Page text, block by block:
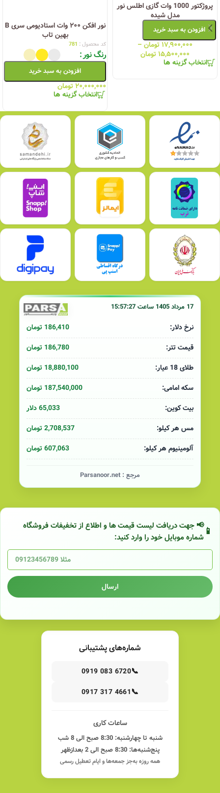
پروژکتور 1000 وات گازی اطلس نور
مدل شیده
افزودن به سبد خرید
۱۷,۹۰۰,۰۰۰ تومان –
۱۵,۵۰۰,۰۰۰ تومان
انتخاب گزینه ها
نور افکن ۲۰۰ وات استادیومی سری B
بهین تاب
کد محصول : 781
رنگ نور
افزودن به سبد خرید
۲۰,۰۰۰,۰۰۰ تومان
انتخاب گزینه ها
17 مرداد 1405 ساعت 15:57:27
نرخ دلار:
186,410 تومان
قیمت تتر:
186,780 تومان
طلای 18 عیار:
18,880,100 تومان
سکه امامی:
187,540,000 تومان
بیت کوین:
65,033 دلار
مس هر کیلو:
2,708,537 تومان
آلومینیوم هر کیلو:
607,063 تومان
مرجع : Parsanoor.net
📢 جهت دریافت لیست قیمت ها و اطلاع از تخفیفات فروشگاه
شماره موبایل خود را وارد کنید:
ارسال
شماره‌های پشتیبانی
📞
0919 083 6720
📞
0917 317 4661
ساعات کاری
شنبه تا چهارشنبه: 8:30 صبح الی 8 شب
پنج‌شنبه‌ها: 8:30 صبح الی 2 بعدازظهر
همه روزه به‌جز جمعه‌ها و ایام تعطیل رسمی